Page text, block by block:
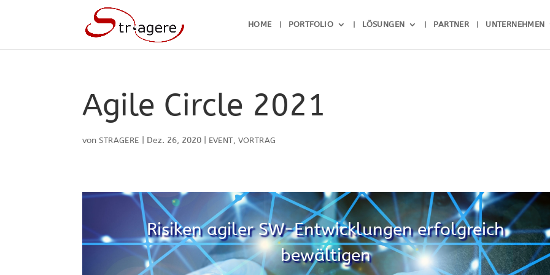
HOME PORTFOLIO LÖSUNGEN PARTNER UNTERNEHMEN
Agile Circle 2021
vonSTRAGERE Dez. 26, 2020| EVENT, VORTRAG
Risiken agiler SW-Entwicklungen erfolgreich
bewältigen